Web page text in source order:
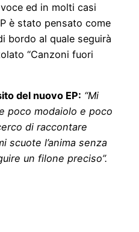
ed in molti casi
è stato pensato come
bordo al quale seguirà
“Canzoni fuori
del nuovo EP: “Mi
poco modaiolo e poco
di raccontare
scuote l’anima senza
un filone preciso”.